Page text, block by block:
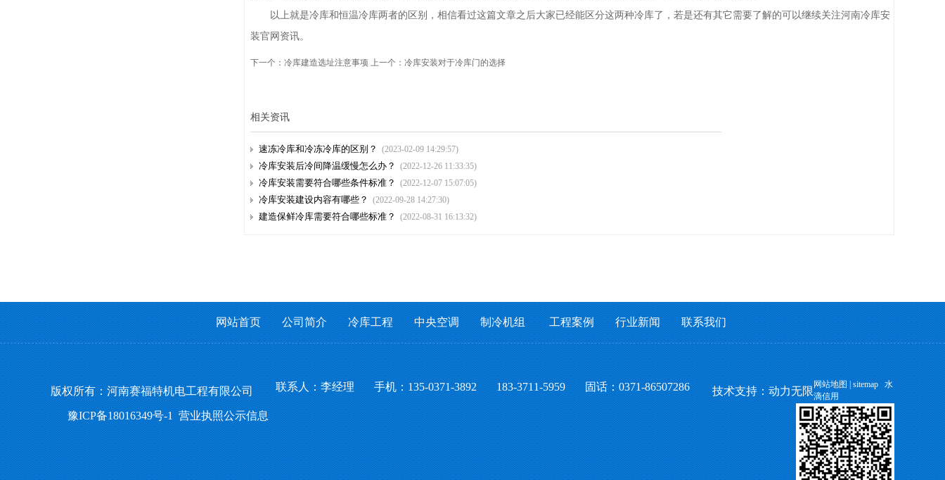
以上就是冷库和恒温冷库两者的区别，相信看过这篇文章之后大家已经能区分这两种冷库了，若是还有其它需要了解的可以继续关注河南冷库安
装官网资讯。
下一个： 冷库建造选址注意事项 上一个： 冷库安装对于冷库门的选择
相关资讯
速冻冷库和冷冻冷库的区别？ (2023-02-09 14:29:57)
冷库安装后冷间降温缓慢怎么办？ (2022-12-26 11:33:35)
冷库安装需要符合哪些条件标准？ (2022-12-07 15:07:05)
冷库安装建设内容有哪些？ (2022-09-28 14:27:30)
建造保鲜冷库需要符合哪些标准？ (2022-08-31 16:13:32)
网站首页 公司简介 冷库工程 中央空调 制冷机组 工程案例 行业新闻 联系我们
版权所有：河南赛福特机电工程有限公司联系人：李经理手机：135-0371-3892 183-3711-5959固话：0371-86507286 技术支持：动力无限
豫ICP备18016349号-1 营业执照公示信息
网站地图|sitemap
水
滴信用